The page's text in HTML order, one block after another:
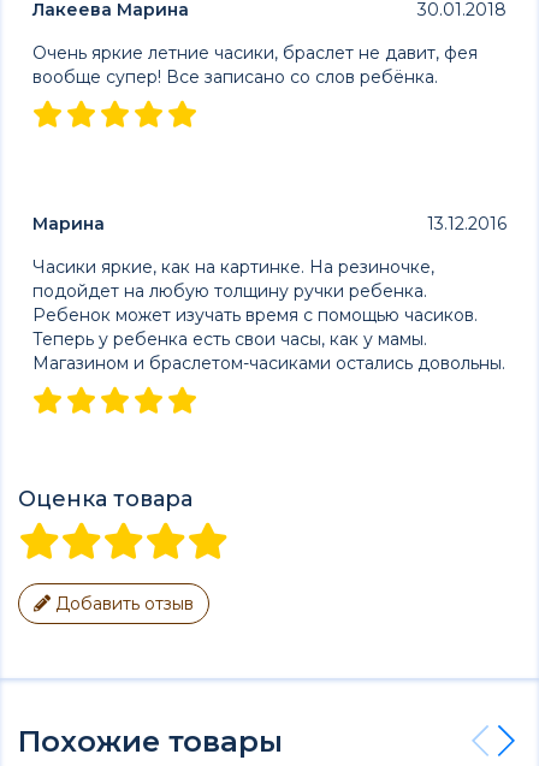
Лакеева Марина
30.01.2018
Очень яркие летние часики, браслет не давит, фея
вообще супер! Все записано со слов ребёнка.
Марина
13.12.2016
Часики яркие, как на картинке. На резиночке,
подойдет на любую толщину ручки ребенка.
Ребенок может изучать время с помощью часиков.
Теперь у ребенка есть свои часы, как у мамы.
Магазином и браслетом-часиками остались довольны.
Оценка товара
Добавить отзыв
Похожие товары